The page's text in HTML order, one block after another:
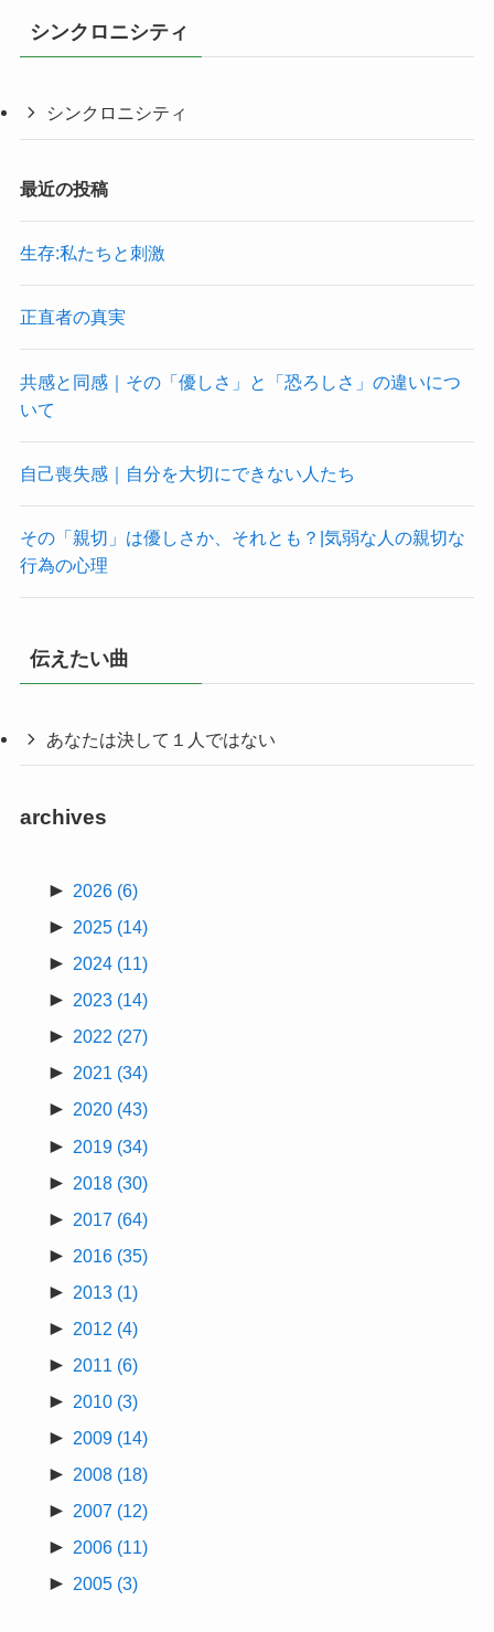
シンクロニシティ
シンクロニシティ
最近の投稿
生存:私たちと刺激
正直者の真実
共感と同感｜その「優しさ」と「恐ろしさ」の違いにつ
いて
自己喪失感｜自分を大切にできない人たち
その「親切」は優しさか、それとも？|気弱な人の親切な
行為の心理
伝えたい曲
あなたは決して１人ではない
archives
► 2026 (6)
► 2025 (14)
► 2024 (11)
► 2023 (14)
► 2022 (27)
► 2021 (34)
► 2020 (43)
► 2019 (34)
► 2018 (30)
► 2017 (64)
► 2016 (35)
► 2013 (1)
► 2012 (4)
► 2011 (6)
► 2010 (3)
► 2009 (14)
► 2008 (18)
► 2007 (12)
► 2006 (11)
► 2005 (3)